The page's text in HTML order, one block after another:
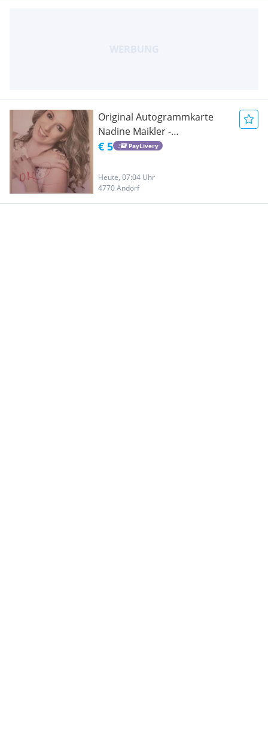
Original Autogrammkarte
Nadine Maikler -
Handsigniert
€ 5 PayLivery
Heute, 07:04 Uhr
4770 Andorf